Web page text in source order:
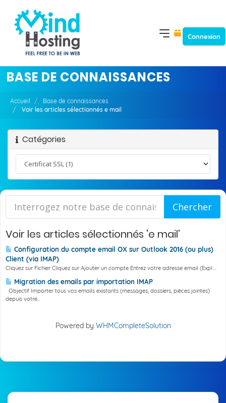
Connexion
BASE DE CONNAISSANCES
Accueil
Base de connaissances
Voir les articles sélectionnés e mail
Catégories
Voir les articles sélectionnés 'e mail'
Configuration du compte email OX sur Outlook 2016 (ou plus)
Client (via IMAP)
Cliquez sur Fichier Cliquez sur Ajouter un compte Entrez votre adresse email (Expl:...
Migration des emails par importation IMAP
Objectif Importer tous vos emails existants (messages, dossiers, pièces jointes)
depuis votre...
Powered by WHMCompleteSolution